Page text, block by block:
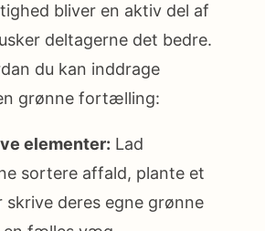
bliver en aktiv del af
deltagerne det bedre.
du kan inddrage
grønne fortælling:
elementer: Lad
sortere affald, plante et
deres egne grønne